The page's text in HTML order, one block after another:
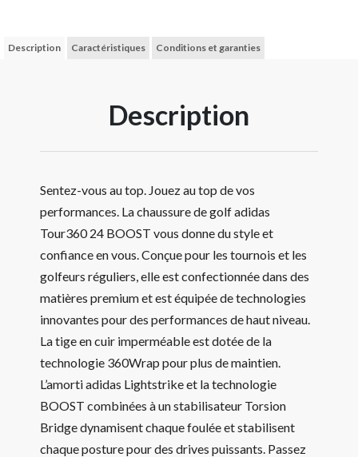
Description Caractéristiques Conditions et garanties
Description
Sentez-vous au top. Jouez au top de vos
performances. La chaussure de golf adidas
Tour360 24 BOOST vous donne du style et
confiance en vous. Conçue pour les tournois et les
golfeurs réguliers, elle est confectionnée dans des
matières premium et est équipée de technologies
innovantes pour des performances de haut niveau.
La tige en cuir imperméable est dotée de la
technologie 360Wrap pour plus de maintien.
L’amorti adidas Lightstrike et la technologie
BOOST combinées à un stabilisateur Torsion
Bridge dynamisent chaque foulée et stabilisent
chaque posture pour des drives puissants. Passez